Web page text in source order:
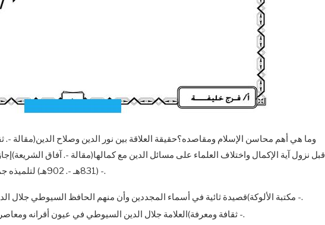
وما هي أهم محاسن الإسلام ومقاصده؟حقيقة العلاقة بين نور الدين وصلاح الدين(مقالة
قبل نزول آية الإكمال واختلاف العلماء على مسائل الدين مع كمالها(مقالة -. آفاق
(831هـ -. 902هـ) لتلميذه جمال الدين القرتاوي سنة (899هـ)(كتاب -.
مكتبة الألوكة)قصيدة ثائية في أسماء المجددين وأن منهم الحافظ السيوطي جلال الدين للعلامة بدر الدين الغزي(مقالة -.
ثقافة ومعرفة)العلامة جلال الدين السيوطي في عيون أقرانه ومعاصريه (1) علاء الدين المرداوي(مقالة -.